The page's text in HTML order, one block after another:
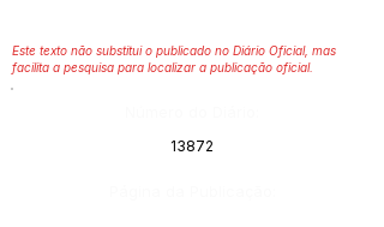
Este texto não substitui o publicado no Diário Oficial, mas
facilita a pesquisa para localizar a publicação oficial.
13872